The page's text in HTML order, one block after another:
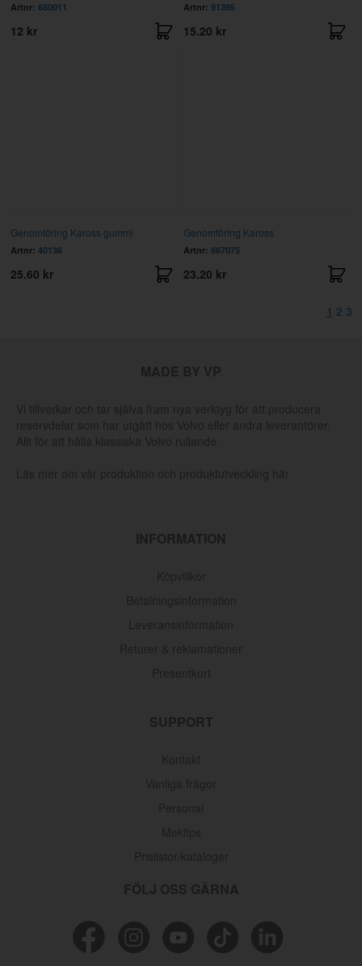
Artnr: 680011
12 kr
Artnr: 91395
15.20 kr
Genomföring Kaross gummi
Artnr: 40136
25.60 kr
Genomföring Kaross
Artnr: 667075
23.20 kr
1 2 3